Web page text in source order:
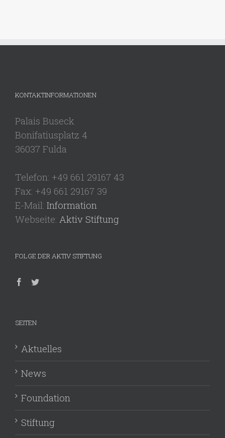
KONTAKTINFORMATIONEN
Palais Buseck
Bonifatiusplatz 4
36037 Fulda
Telefon: +49 661 29167 43
Fax: +49 661 29167 39
E-Mail: Information
Webseite: Aktiv Stiftung
FOLGE DER AKTIV STIFTUNG
SEITEN
Aktuelles
News
Foundation
Stiftung